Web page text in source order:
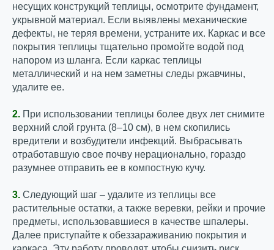
несущих конструкций теплицы, осмотрите фундамент,
укрывной материал. Если выявлены механические
дефекты, не теряя времени, устраните их. Каркас и все
покрытия теплицы тщательно промойте водой под
напором из шланга. Если каркас теплицы
металлический и на нем заметны следы ржавчины,
удалите ее.
2. При использовании теплицы более двух лет снимите
верхний слой грунта (8–10 см), в нем скопились
вредители и возбудители инфекций. Выбрасывать
отработавшую свое почву нерационально, гораздо
разумнее отправить ее в компостную кучу.
3. Следующий шаг – удалите из теплицы все
растительные остатки, а также веревки, рейки и прочие
предметы, использовавшиеся в качестве шпалеры.
Далее приступайте к обеззараживанию покрытия и